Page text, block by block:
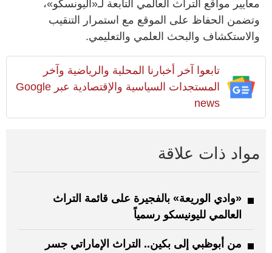
معايير مواقع التراث العالمي التابعة لـ«اليونسكو»،
وتضمن الحفاظ على الموقع مع استمرار التنقيب
والاستكشاف والبحث العلمي والتعليمي.
تابعوا آخر أخبارنا المحلية والرياضية وآخر
المستجدات السياسية والإقتصادية عبر Google
news
مواد ذات علاقة
«وادي الوريعة» بالفجيرة على قائمة التراث
العالمي لليونيسكو رسمياً
من أبوظبي إلى بكين.. التراث الإماراتي جسر